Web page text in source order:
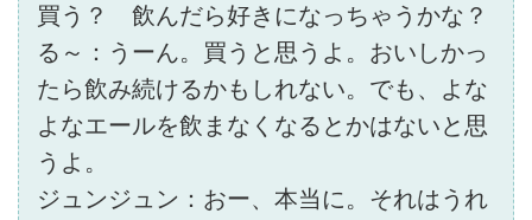
買う？ 飲んだら好きになっちゃうかな？
る～：うーん。買うと思うよ。おいしかっ
たら飲み続けるかもしれない。でも、よな
よなエールを飲まなくなるとかはないと思
うよ。
ジュンジュン：おー、本当に。それはうれ